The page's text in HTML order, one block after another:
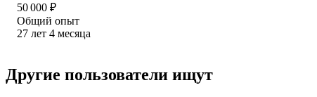
50 000 ₽
Общий опыт
27 лет 4 месяца
Другие пользователи ищут